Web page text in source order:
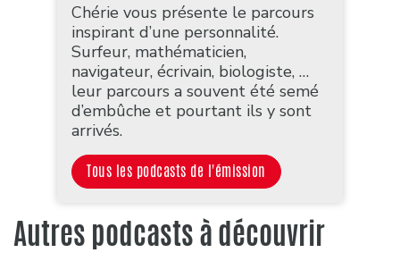
Chérie vous présente le parcours
inspirant d’une personnalité.
Surfeur, mathématicien,
navigateur, écrivain, biologiste, …
leur parcours a souvent été semé
d’embûche et pourtant ils y sont
arrivés.
Tous les podcasts de l'émission
Autres podcasts à découvrir